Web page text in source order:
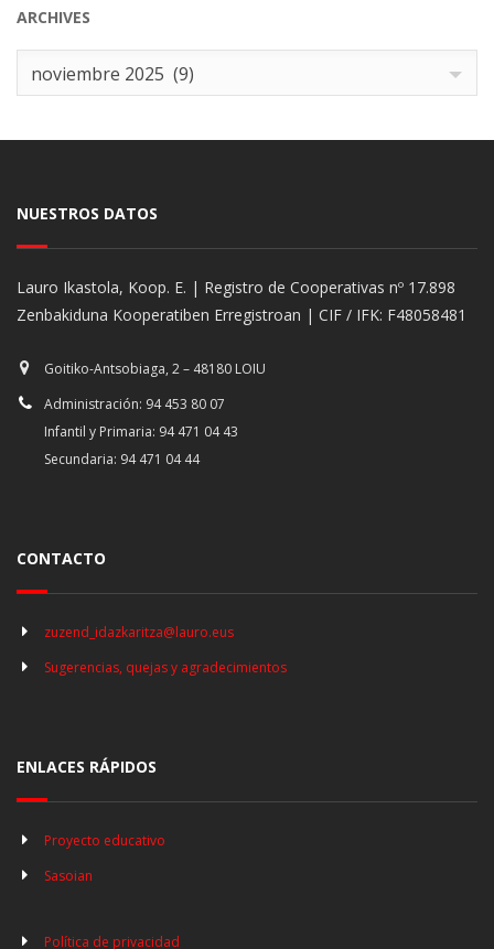
ARCHIVES
Archives
noviembre 2025 (9)
NUESTROS DATOS
Lauro Ikastola, Koop. E. | Registro de Cooperativas nº 17.898
Zenbakiduna Kooperatiben Erregistroan | CIF / IFK: F48058481
Goitiko-Antsobiaga, 2 – 48180 LOIU
Administración: 94 453 80 07
Infantil y Primaria: 94 471 04 43
Secundaria: 94 471 04 44
CONTACTO
zuzend_idazkaritza@lauro.eus
Sugerencias, quejas y agradecimientos
ENLACES RÁPIDOS
Proyecto educativo
Sasoian
Política de privacidad